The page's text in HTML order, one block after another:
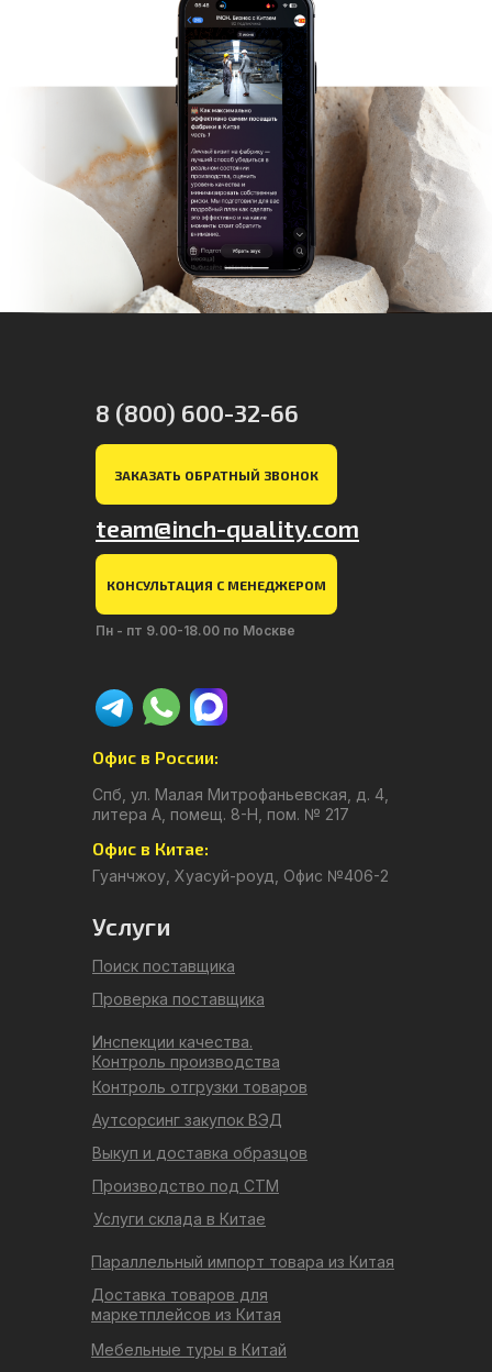
Гуанчжоу, Хуасуй-роуд, Офис №406-2
Офис в Китае:
Спб, ул. Малая Митрофаньевская, д. 4,
литера А, помещ. 8-Н, пом. № 217
Офис в России:
Мебельные туры в Китай
Доставка товаров для
маркетплейсов из Китая
Параллельный импорт товара из Китая
Услуги склада в Китае
Производство под СТМ
Выкуп и доставка образцов
Аутсорсинг закупок ВЭД
Контроль отгрузки товаров
Инспекции качества.
Контроль производства
Проверка поставщика
Поиск поставщика
Услуги
8 (800) 600-32-66
team@inch-quality.com
Пн - пт 9.00-18.00 по Москве
ЗАКАЗАТЬ ОБРАТНЫЙ ЗВОНОК
КОНСУЛЬТАЦИЯ С МЕНЕДЖЕРОМ